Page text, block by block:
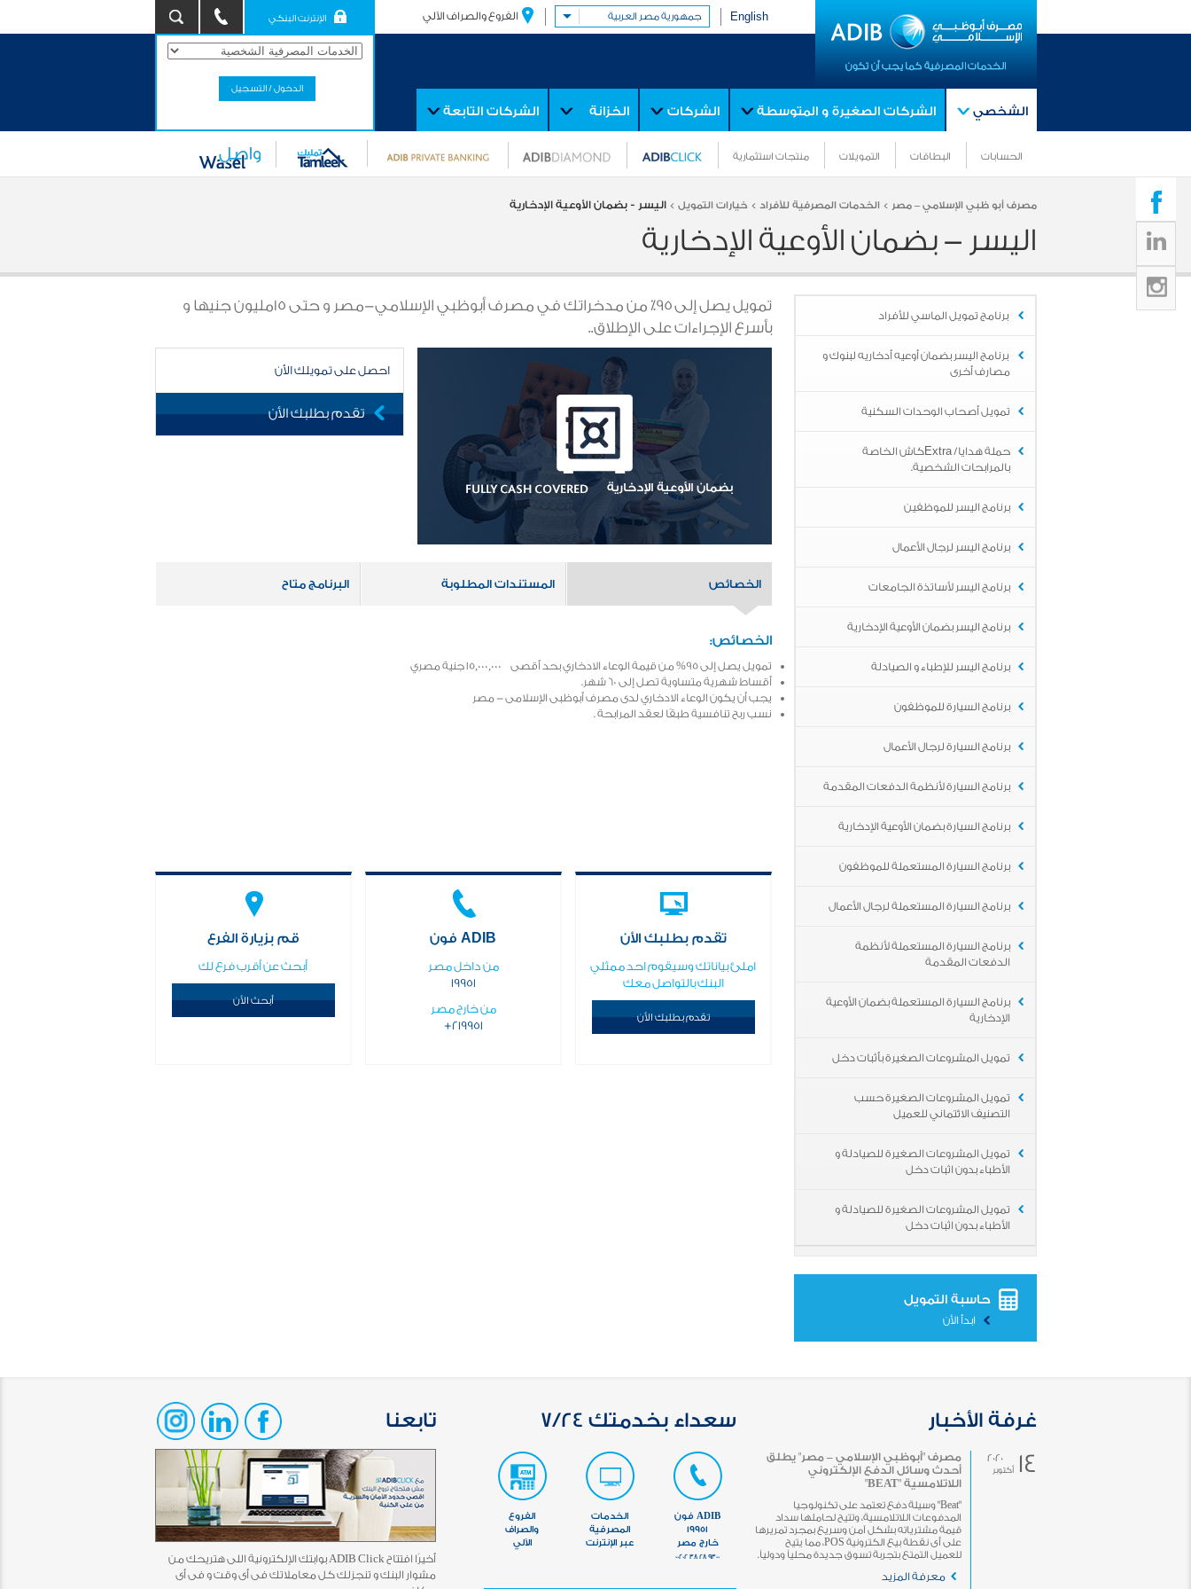
English جمهورية مصر العربية الفروع والصراف الآلي
الشخصي
الحسابات البطاقات التمويلات منتجات استثمارية
الشركات الصغيرة و المتوسطة الشركات الخزانة الشركات التابعة
الإنترنت البنكي
الدخول / التسجيل
مصرف أبو ظبي الإسلامي – مصر > الخدمات المصرفية للأفراد > خيارات التمويل >اليسر - بضمان الأوعية الإدخارية
اليسر - بضمان الأوعية الإدخارية
برنامج تمويل الماسي للأفراد
برنامج اليسر بضمان أوعيه أدخاريه لبنوك و
مصارف أخرى
تمويل أصحاب الوحدات السكنية
حملة هدايا/ Extraكاش الخاصة
بالمرابحات الشخصية.
برنامج اليسر للموظفين
برنامج اليسر لرجال الأعمال
برنامج اليسر لأساتذة الجامعات
برنامج اليسر بضمان الأوعية الإدخارية
برنامج اليسر للإطباء و الصيادلة
برنامج السيارة للموظفون
برنامج السيارة لرجال الأعمال
برنامج السيارة لأنظمة الدفعات المقدمة
برنامج السيارة بضمان الأوعية الإدخارية
برنامج السيارة المستعملة للموظفون
برنامج السيارة المستعملة لرجال الأعمال
برنامج السيارة المستعملة لأنظمة
الدفعات المقدمة
برنامج السيارة المستعملة بضمان الأوعية
الإدخارية
تمويل المشروعات الصغيرة بأثبات دخل
تمويل المشروعات الصغيرة حسب
التصنيف الائتماني للعميل
تمويل المشروعات الصغيرة للصيادلة و
الأطباء بدون اثبات دخل
تمويل المشروعات الصغيرة للصيادلة و
الأطباء بدون اثبات دخل
حاسبة التمويل
ابدأ الأن
تمويل يصل إلى ٩٥٪‏ من مدخراتك في مصرف أبوظبي الإسلامي-مصر و حتى 15مليون جنيها و
بأسرع الإجراءات على الإطلاق..
احصل على تمويلك الأن
تقدم بطلبك الأن
الخصائص المستندات المطلوبة البرنامج متاح
الخصائص:
تمويل يصل إلى 95% من قيمة الوعاء الادخاري بحد أقصى 15,000,000 جنية مصري
أقساط شهرية متساوية تصل إلى 60 شهر.
يجب أن يكون الوعاء الادخاري لدى مصرف أبوظبى الإسلامى - مصر
نسب ربح تنافسية طبقًا لعقد المرابحة .
تقدم بطلبك الأن
املئ بياناتك وسيقوم احد ممثلي
البنك بالتواصل معك
تقدم بطلبك الأن
ADIB فون
من داخل مصر
19951
من خارج مصر
+219951
قم بزيارة الفرع
أبحث عن أقرب فرع لك
أبحث الأن
غرفة الأخبار
14
2020
أكتوبر
مصرف "أبوظبي الإسلامي – مصر" يطلق
أحدث وسائل الدفع الإلكتروني
اللاتلامسية "BEAT"
"Beat" وسيلة دفع تعتمد على تكنولوجيا
المدفوعات اللاتلامسية، وتتيح لحاملها سداد
قيمة مشترياته بشكل آمن وسريع بمجرد تمريرها
على أى نقطة بيع الكترونية POS، مما يتيح
للعميل التمتع بتجربة تسوق جديدة محلياً ودولياً.
معرفة المزيد
سعداء بخدمتك 7/24
ADIB فون
19951
خارج مصر
9300 28 38 00202
الخدمات
المصرفية
عبر الإنترنت
الفروع
والصراف
الآلي
تابعنا
أخيرًا افتتاح ADIB Click بوابتك الإلكترونية اللى هتريحك من
مشوار البنك و تنجزلك كل معاملاتك فى أى وقت و فى أى